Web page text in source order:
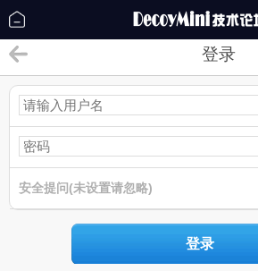
登录
安全提问(未设置请忽略)
登录